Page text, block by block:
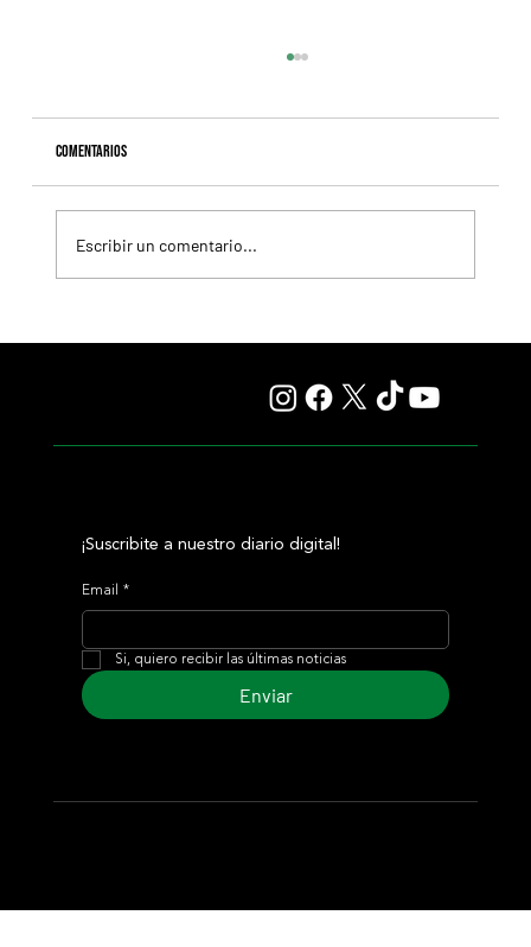
Comentarios
Escribir un comentario...
¡Suscribite a nuestro diario digital!
Email *
Si, quiero recibir las últimas noticias
Enviar